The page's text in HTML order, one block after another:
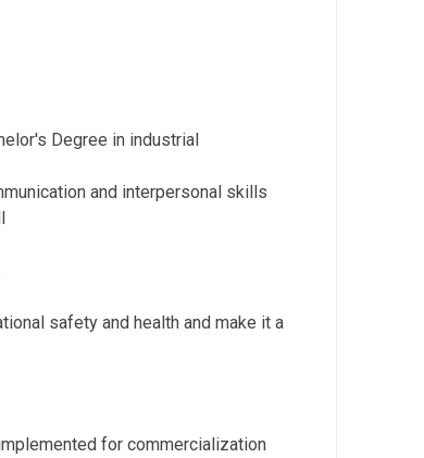
Degree in industrial
and interpersonal skills
safety and health and make it a
for commercialization